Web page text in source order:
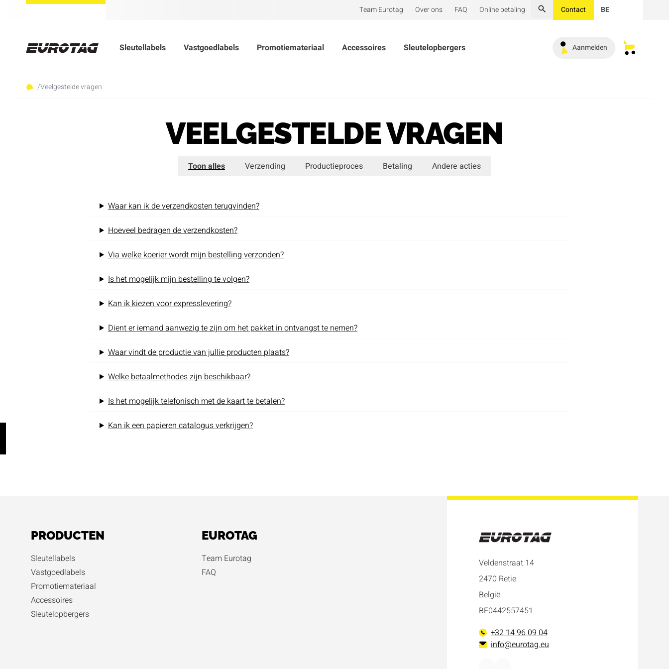
Team Eurotag Over ons FAQ Online betaling
Zoeken
Contact BE
Sleutellabels Vastgoedlabels Promotiemateriaal Accessoires Sleutelopbergers Aanmelden Mijn
/Veelgestelde vragen
VEELGESTELDE VRAGEN
Toon alles Verzending Productieproces Betaling Andere acties
Waar kan ik de verzendkosten terugvinden?
Hoeveel bedragen de verzendkosten?
Via welke koerier wordt mijn bestelling verzonden?
Is het mogelijk mijn bestelling te volgen?
Kan ik kiezen voor expresslevering?
Dient er iemand aanwezig te zijn om het pakket in ontvangst te nemen?
Waar vindt de productie van jullie producten plaats?
Welke betaalmethodes zijn beschikbaar?
Is het mogelijk telefonisch met de kaart te betalen?
Kan ik een papieren catalogus verkrijgen?
PRODUCTEN
Sleutellabels
Vastgoedlabels
Promotiemateriaal
Accessoires
Sleutelopbergers
EUROTAG
Team Eurotag
FAQ
Veldenstraat 14
2470 Retie
België
BE0442557451
+32 14 96 09 04
info@eurotag.eu